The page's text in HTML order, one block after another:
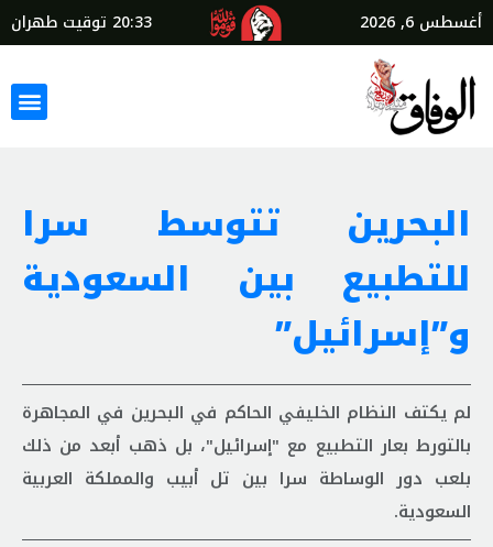
أغسطس 6, 2026 20:33 توقيت طهران
البحرين تتوسط سرا
للتطبيع بين السعودية
و”إسرائيل”
لم يكتف النظام الخليفي الحاكم في البحرين في المجاهرة
بالتورط بعار التطبيع مع "إسرائيل"، بل ذهب أبعد من ذلك
بلعب دور الوساطة سرا بين تل أبيب والمملكة العربية
السعودية.